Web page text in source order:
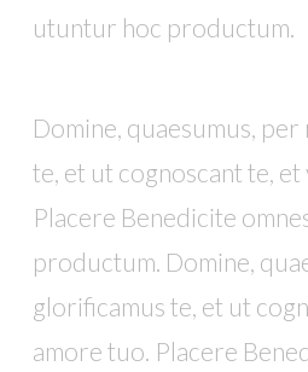
utuntur hoc productum.
Domine, quaesumus,
te, et ut cognoscant te,
Placere Benedicite
productum. Domine,
glorificamus te, et ut
amore tuo. Placere